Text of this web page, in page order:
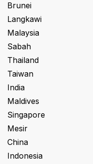
Brunei
Langkawi
Malaysia
Sabah
Thailand
Taiwan
India
Maldives
Singapore
Mesir
China
Indonesia